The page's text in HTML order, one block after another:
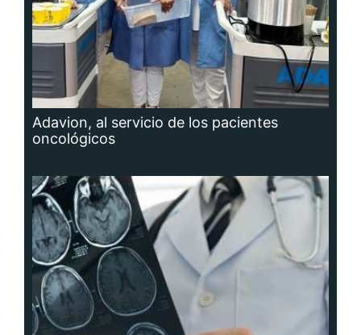
Adavion, al servicio de los pacientes
oncológicos